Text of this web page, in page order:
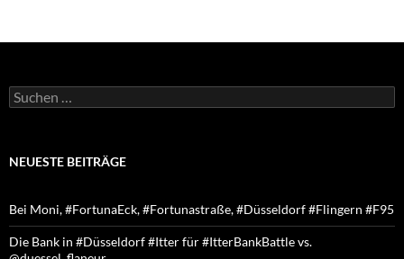
Suchen
nach:
NEUESTE BEITRÄGE
Bei Moni, #FortunaEck, #Fortunastraße, #Düsseldorf #Flingern #F95
Die Bank in #Düsseldorf #Itter für #ItterBankBattle vs.